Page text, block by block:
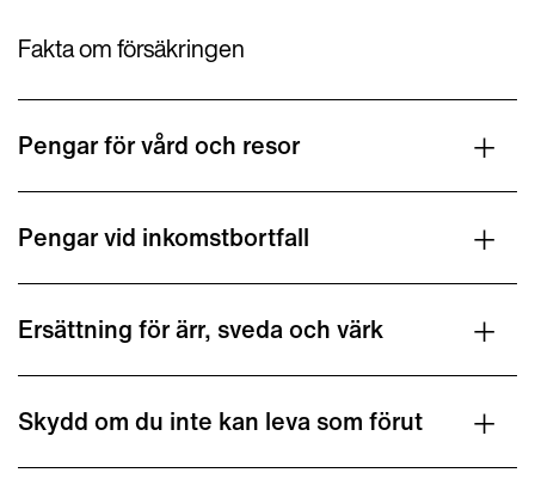
Fakta om försäkringen
Pengar för vård och resor
Pengar vid inkomstbortfall
Ersättning för ärr, sveda och värk
Skydd om du inte kan leva som förut